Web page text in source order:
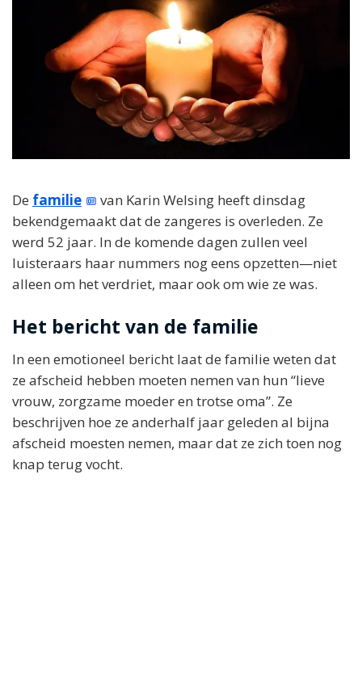
De familie
van Karin Welsing heeft dinsdag
bekendgemaakt dat de zangeres is overleden. Ze
werd 52 jaar. In de komende dagen zullen veel
luisteraars haar nummers nog eens opzetten—niet
alleen om het verdriet, maar ook om wie ze was.
Het bericht van de familie
In een emotioneel bericht laat de familie weten dat
ze afscheid hebben moeten nemen van hun “lieve
vrouw, zorgzame moeder en trotse oma”. Ze
beschrijven hoe ze anderhalf jaar geleden al bijna
afscheid moesten nemen, maar dat ze zich toen nog
knap terug vocht.